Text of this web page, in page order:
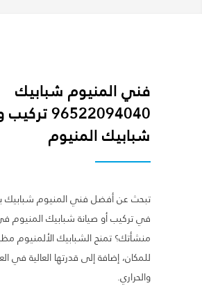
فني المنيوم شبابيك
شبابيك المنيوم
تبحث عن أفضل فني المنيوم شبابيك
في تركيب أو صيانة شبابيك المنيوم
منشأتك؟ تمنح الشبابيك الألمنيوم
للمكان، إضافة إلى قدرتها العالية في
والحراري.